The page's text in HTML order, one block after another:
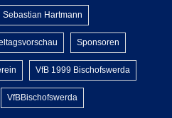
Sebastian Hartmann
Sponsoren
VfB 1999 Bischofswerda
VfBBischofswerda